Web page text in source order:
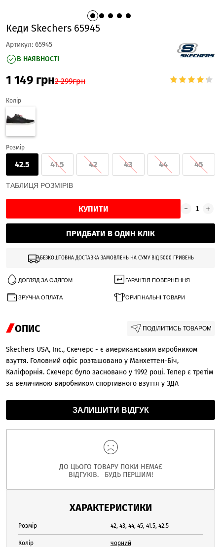
Кеди Skechers 65945
Артикул: 65945
В НАЯВНОСТІ
1 149 грн2 299грн
Колір
Розмір
42.5 41.5 42 43 44 45
ТАБЛИЦЯ РОЗМІРІВ
КУПИТИ
ПРИДБАТИ В ОДИН КЛІК
БЕЗКОШТОВНА ДОСТАВКА ЗАМОВЛЕНЬ НА СУМУ ВІД 5000 ГРИВЕНЬ
ДОГЛЯД ЗА ОДЯГОМ ГАРАНТІЯ ПОВЕРНЕННЯ
ЗРУЧНА ОПЛАТА ОРИГІНАЛЬНІ ТОВАРИ
ОПИС ПОДІЛИТИСЬ ТОВАРОМ
Skechers USA, Inc., Скечерс - є американським виробником
взуття. Головний офіс розташовано у Манхеттен-Біч,
Каліфорнія. Скечерс було засновано у 1992 році. Тепер є третім
за величиною виробником спортивного взуття у ЗДА
ЗАЛИШИТИ ВІДГУК
ДО ЦЬОГО ТОВАРУ ПОКИ НЕМАЄ
ВІДГУКІВ. БУДЬ ПЕРШИМ!
ХАРАКТЕРИСТИКИ
Розмір 42, 43, 44, 45, 41.5, 42.5
Колір чорний